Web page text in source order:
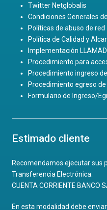
Twitter Netglobalis
Condiciones Generales
Políticas de abuso de red
Política de Calidad y
Implementación
Procedimiento para
Procedimiento ingreso
Procedimiento egreso
Formulario de Ingreso/
Estimado cliente
Recomendamos ejecutar sus
Transferencia Electrónica:
CUENTA CORRIENTE BANCO
En esta modalidad debe